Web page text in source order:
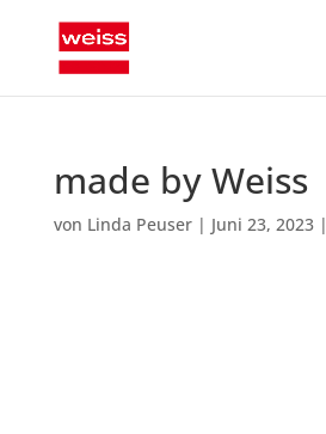
made by Weiss
von Linda Peuser| Juni 23, 2023|